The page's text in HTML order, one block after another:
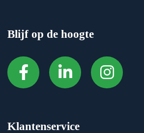
Blijf op de hoogte
Klantenservice